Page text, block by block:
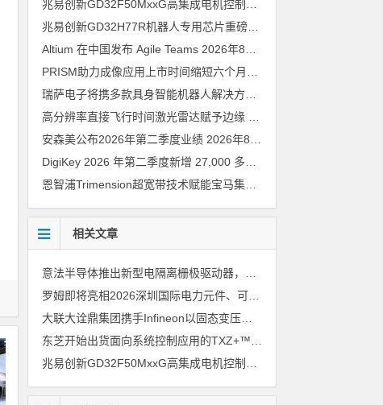
兆易创新GD32H77R机器人专用芯片重磅亮相，精准赋能伺服驱动与关节控制
Altium 在中国发布 Agile Teams 2026年8月6日
安森美公布2026年第二季度业绩 2026年8月6日
恩智浦Trimension超宽带技术赋能宝马集团Digital Key Plus及生命体存在检测功能
相关文章
罗姆即将亮相2026深圳国际电力元件、可再生能源管理展览会暨研讨会
大联大诠鼎集团携手Infineon以固态变压器重构配电效率新标杆